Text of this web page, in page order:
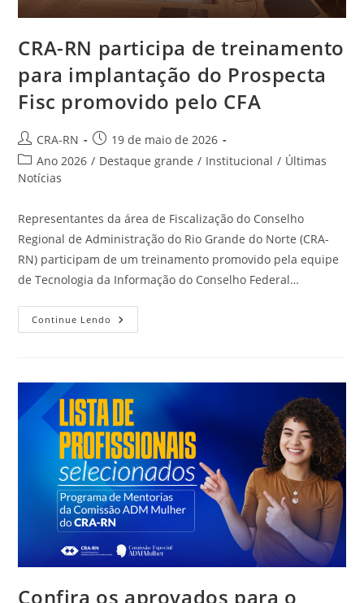
CRA-RN participa de treinamento
para implantação do Prospecta
Fisc promovido pelo CFA
Autor
do
post:
CRA-RN
Post
publicado:
19 de maio de 2026
Categoria
do
Ano 2026 / Destaque grande / Institucional / Últimas
Notícias
Representantes da área de Fiscalização do Conselho
Regional de Administração do Rio Grande do Norte (CRA-
RN) participam de um treinamento promovido pela equipe
de Tecnologia da Informação do Conselho Federal…
Continue Lendo CRA-
RN
Implantação
Do
Prospecta
Fisc
Promovido
Pelo
CFA
Confira os aprovados para o